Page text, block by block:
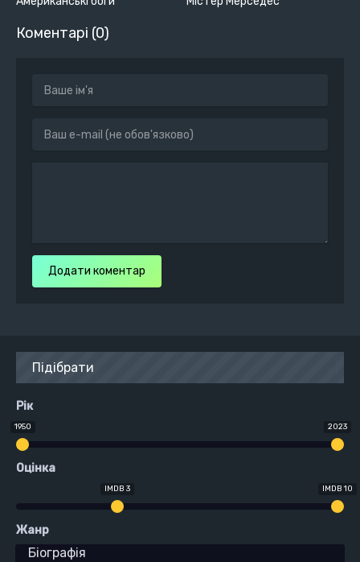
Коментарі (0)
Додати коментар
Підібрати
Рік
1950 2023
Оцінка
IMDB 3 IMDB 10
Жанр